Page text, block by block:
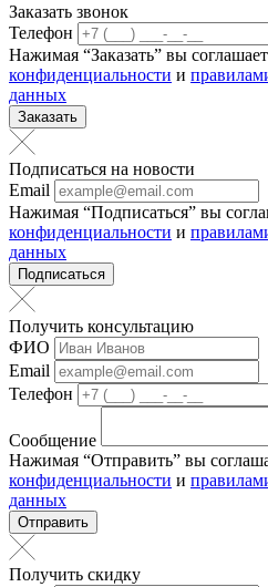
Заказать звонок
Телефон
Нажимая “Заказать” вы
конфиденциальности и
данных
Заказать
Подписаться на новости
Email
Нажимая “Подписаться” вы
конфиденциальности и
данных
Подписаться
Получить консультацию
ФИО
Email
Телефон
Сообщение
Нажимая “Отправить” вы
конфиденциальности и
данных
Отправить
Получить скидку